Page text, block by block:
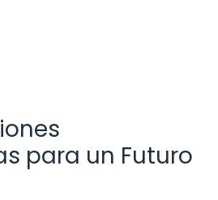
para un Futuro